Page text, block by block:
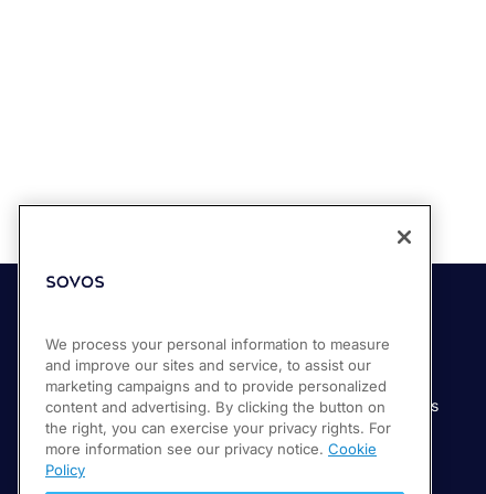
Soluciones
Compliance Cloud
Productos
Servicios
Industrias
Manufactura
Servicios financieros
Servicios digitales
We process your personal information to measure
and improve our sites and service, to assist our
marketing campaigns and to provide personalized
content and advertising. By clicking the button on
the right, you can exercise your privacy rights. For
more information see our privacy notice. Cookie
Policy